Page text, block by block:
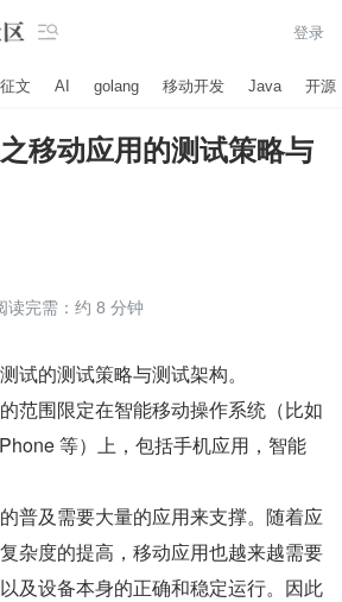
 登录
文 AI golang 移动开发 Java 开源
移动应用的测试策略与
读完需：约 8 分钟
试的测试策略与测试架构。
范围限定在智能移动操作系统（比如
等）上，包括手机应用，智能
普及需要大量的应用来支撑。随着应
杂度的提高，移动应用也越来越需要
及设备本身的正确和稳定运行。因此